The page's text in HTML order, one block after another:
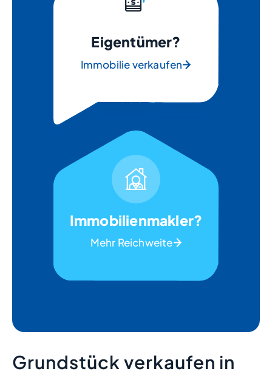
Eigentümer?
Immobilie verkaufen
Immobilienmakler?
Mehr Reichweite
Grundstück verkaufen in